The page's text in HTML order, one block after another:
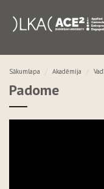
Sākumlapa Akadēmija
Padome